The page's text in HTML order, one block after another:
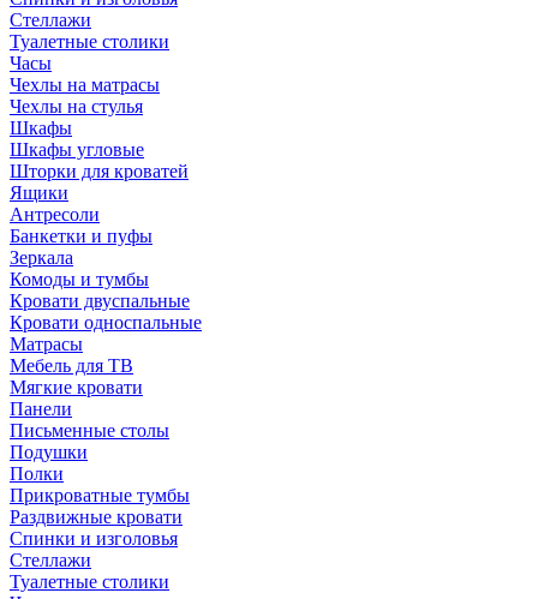
Стеллажи
Туалетные столики
Часы
Чехлы на матрасы
Чехлы на стулья
Шкафы
Шкафы угловые
Шторки для кроватей
Ящики
Антресоли
Банкетки и пуфы
Зеркала
Комоды и тумбы
Кровати двуспальные
Кровати односпальные
Матрасы
Мебель для ТВ
Мягкие кровати
Панели
Письменные столы
Подушки
Полки
Прикроватные тумбы
Раздвижные кровати
Спинки и изголовья
Стеллажи
Туалетные столики